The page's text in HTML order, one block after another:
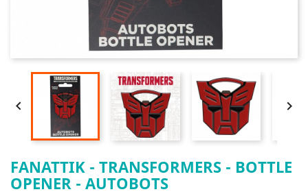
 
FANATTIK - TRANSFORMERS - BOTTLE
OPENER - AUTOBOTS